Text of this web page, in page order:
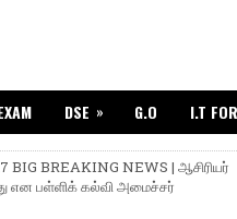
DSE » G.O I.T
BIG BREAKING NEWS | ஆசிரியர்
என பள்ளிக் கல்வி அமைச்சர்